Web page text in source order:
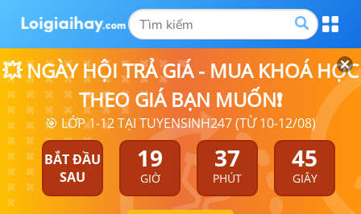
💥 NGÀY HỘI TRẢ GIÁ - MUA KHOÁ HỌC
THEO GIÁ BẠN MUỐN❗
🎯 LỚP 1-12 TẠI TUYENSINH247 (TỪ 10-12/08)
BẮT ĐẦU
SAU
19
GIỜ
37
PHÚT
45
GIÂY